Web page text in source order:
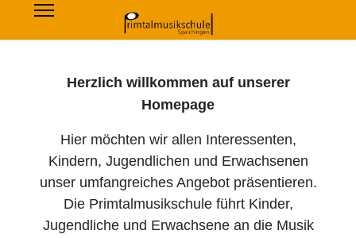
Herzlich willkommen auf unserer
Homepage
Hier möchten wir allen Interessenten,
Kindern, Jugendlichen und Erwachsenen
unser umfangreiches Angebot präsentieren.
Die Primtalmusikschule führt Kinder,
Jugendliche und Erwachsene an die Musik